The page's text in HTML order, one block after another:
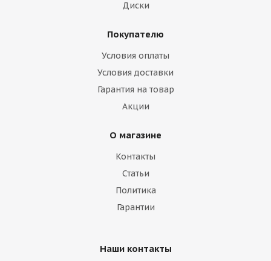
Диски
Покупателю
Условия оплаты
Условия доставки
Гарантия на товар
Акции
О магазине
Контакты
Статьи
Политика
Гарантии
Наши контакты